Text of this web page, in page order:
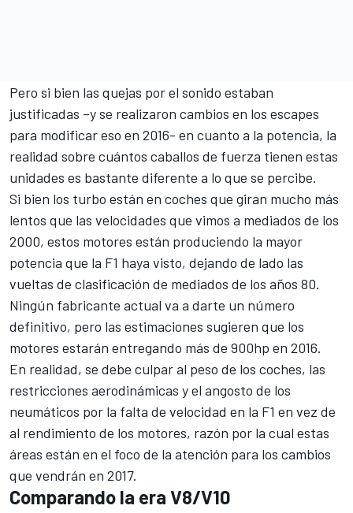
Pero si bien las quejas por el sonido estaban
justificadas –y se realizaron cambios en los escapes
para modificar eso en 2016- en cuanto a la potencia, la
realidad sobre cuántos caballos de fuerza tienen estas
unidades es bastante diferente a lo que se percibe.
Si bien los turbo están en coches que giran mucho más
lentos que las velocidades que vimos a mediados de los
2000, estos motores están produciendo la mayor
potencia que la F1 haya visto, dejando de lado las
vueltas de clasificación de mediados de los años 80.
Ningún fabricante actual va a darte un número
definitivo, pero las estimaciones sugieren que los
motores estarán entregando más de 900hp en 2016.
En realidad, se debe culpar al peso de los coches, las
restricciones aerodinámicas y el angosto de los
neumáticos por la falta de velocidad en la F1 en vez de
al rendimiento de los motores, razón por la cual estas
áreas están en el foco de la atención para los cambios
que vendrán en 2017.
Comparando la era V8/V10